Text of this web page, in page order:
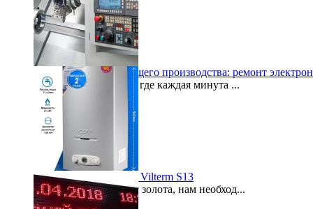
Восстановление будущего производства: ремонт
В современном мире, где каждая минута ...
2024-06-27
Всегда горячий душ с Vilterm S13
Каждая минута на вес золота, нам необход...
2024-01-01